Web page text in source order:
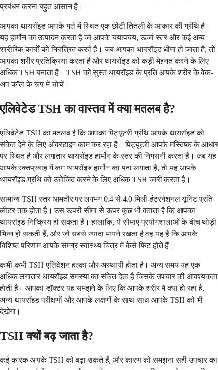
प्रबंधन करना बहुत आसान है।
आपका थायरॉइड आपके गले में स्थित एक छोटी तितली के आकार की ग्रंथि है।
यह हार्मोन का उत्पादन करती है जो आपके चयापचय, ऊर्जा स्तर और कई अन्य
शारीरिक कार्यों को नियंत्रित करते हैं। जब आपका थायरॉइड धीमा हो जाता है, तो
आपका शरीर प्रतिक्रिया करता है और थायरॉइड को कड़ी मेहनत करने के लिए
अधिक TSH बनाता है। TSH को सुस्त थायरॉइड के प्रति आपके शरीर के वेक-
अप कॉल के रूप में सोचें।
एलिवेटेड TSH का वास्तव में क्या मतलब है?
एलिवेटेड TSH का मतलब है कि आपका पिट्यूटरी ग्रंथि आपके थायरॉइड को
संकेत देने के लिए ओवरटाइम काम कर रहा है। पिट्यूटरी आपके मस्तिष्क के आधार
पर स्थित है और लगातार थायरॉइड हार्मोन के स्तर की निगरानी करता है। जब यह
आपके रक्तप्रवाह में कम थायरॉइड हार्मोन का पता लगाता है, तो यह आपके
थायरॉइड ग्रंथि को उत्तेजित करने के लिए अधिक TSH जारी करता है।
सामान्य TSH स्तर आमतौर पर लगभग 0.4 से 4.0 मिली-इंटरनेशनल यूनिट प्रति
लीटर तक होता है। उस ऊपरी सीमा से ऊपर कुछ भी बताता है कि आपका
थायरॉइड निष्क्रिय हो सकता है। हालांकि, ये सीमाएं प्रयोगशालाओं के बीच थोड़ी
भिन्न हो सकती हैं, और जो सबसे ज्यादा मायने रखता है वह यह है कि आपके
विशिष्ट परिणाम आपके समग्र स्वास्थ्य चित्र में कैसे फिट होते हैं।
कभी-कभी TSH एलिवेशन हल्का और अस्थायी होता है। अन्य समय यह एक
अधिक लगातार थायरॉइड समस्या का संकेत देता है जिसके उपचार की आवश्यकता
होती है। आपका डॉक्टर यह समझने के लिए कि आपके शरीर में क्या हो रहा है,
अन्य थायरॉइड परीक्षणों और आपके लक्षणों के साथ-साथ आपके TSH को भी
देखेगा।
TSH क्यों बढ़ जाता है?
कई कारक आपके TSH को बढ़ा सकते हैं, और कारण को समझना सही उपचार का